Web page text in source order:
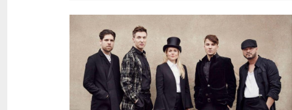
READ MORE